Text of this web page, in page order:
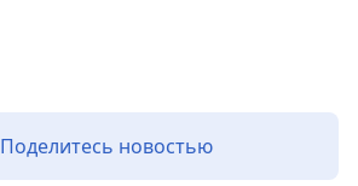
Поделитесь новостью